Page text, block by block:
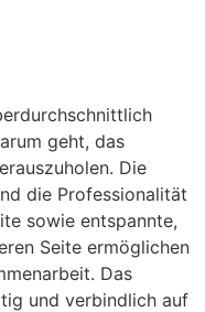
geht, das
Die
die Professionalität
sowie entspannte,
Seite ermöglichen
Das
und verbindlich auf